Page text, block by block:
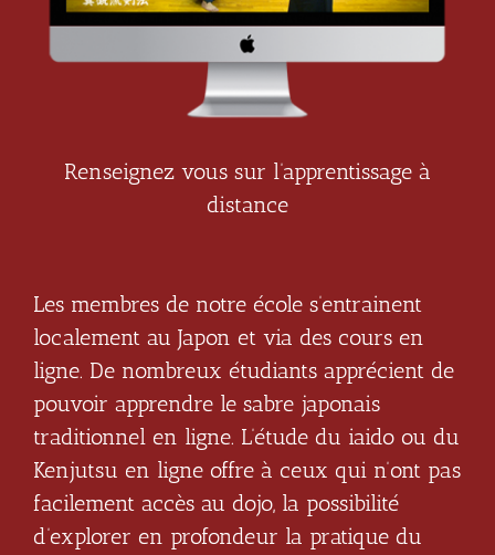
Renseignez vous sur l’apprentissage à
distance
Les membres de notre école s’entrainent
localement au Japon et via des cours en
ligne. De nombreux étudiants apprécient de
pouvoir apprendre le sabre japonais
traditionnel en ligne. L’étude du iaido ou du
Kenjutsu en ligne offre à ceux qui n’ont pas
facilement accès au dojo, la possibilité
d’explorer en profondeur la pratique du